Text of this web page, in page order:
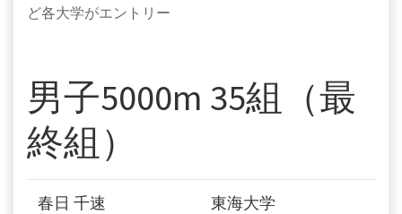
ど各大学がエントリー
男子5000m 35組（最
終組）
春日 千速 東海大学